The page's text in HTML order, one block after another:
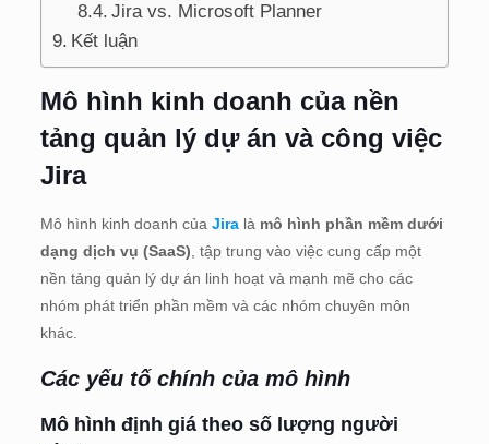
Jira vs. Microsoft Planner
Kết luận
Mô hình kinh doanh của nền
tảng quản lý dự án và công việc
Jira
Mô hình kinh doanh của Jiralà mô hình phần mềm dưới
dạng dịch vụ (SaaS) , tập trung vào việc cung cấp một
nền tảng quản lý dự án linh hoạt và mạnh mẽ cho các
nhóm phát triển phần mềm và các nhóm chuyên môn
khác.
Các yếu tố chính của mô hình
Mô hình định giá theo số lượng người